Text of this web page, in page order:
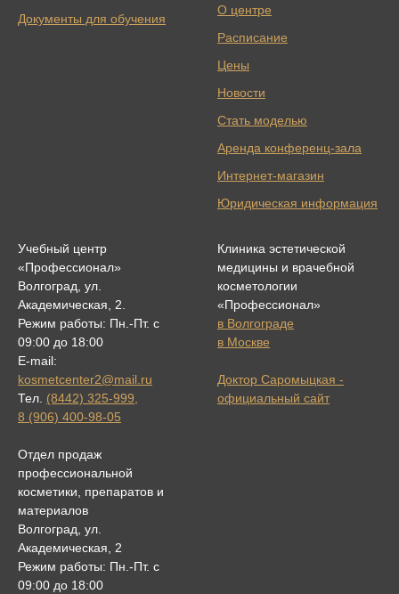
Документы для обучения
О центре
Расписание
Цены
Новости
Стать моделью
Аренда конференц-зала
Интернет-магазин
Юридическая информация
Учебный центр
«Профессионал»
Волгоград, ул.
Академическая, 2.
Режим работы: Пн.-Пт. с
09:00 до 18:00
E-mail:
kosmetcenter2@mail.ru
Тел. (8442) 325-999,
8 (906) 400-98-05
Отдел продаж
профессиональной
косметики, препаратов и
материалов
Волгоград, ул.
Академическая, 2
Режим работы: Пн.-Пт. с
09:00 до 18:00
Клиника эстетической
медицины и врачебной
косметологии
«Профессионал»
в Волгограде
в Москве
Доктор Саромыцкая -
официальный сайт